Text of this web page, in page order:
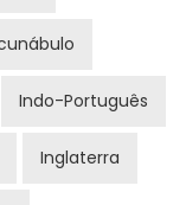
Indo-Português
Inglaterra